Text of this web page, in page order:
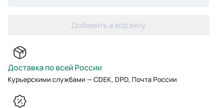
Добавить в корзину
Доставка по всей России
Курьерскими службами — CDEK, DPD, Почта России